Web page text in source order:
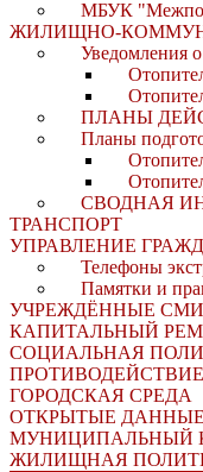
МБУК
ЖИЛИЩНО-
Уведомления
ПЛАНЫ
Планы
СВОДНАЯ
ТРАНСПОРТ
УПРАВЛЕНИЕ
Телефоны
Памятки и
УЧРЕЖДЁННЫЕ СМИ
КАПИТАЛЬНЫЙ
СОЦИАЛЬНАЯ
ГОРОДСКАЯ СРЕДА
ОТКРЫТЫЕ ДАННЫЕ
МУНИЦИПАЛЬНЫЙ
ЖИЛИЩНАЯ